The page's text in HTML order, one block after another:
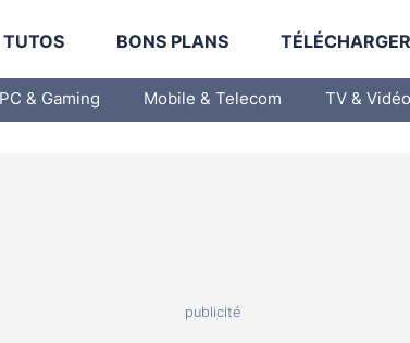
TUTOS BONS PLANS
PC & Gaming Mobile & Telecom TV & Vidéo